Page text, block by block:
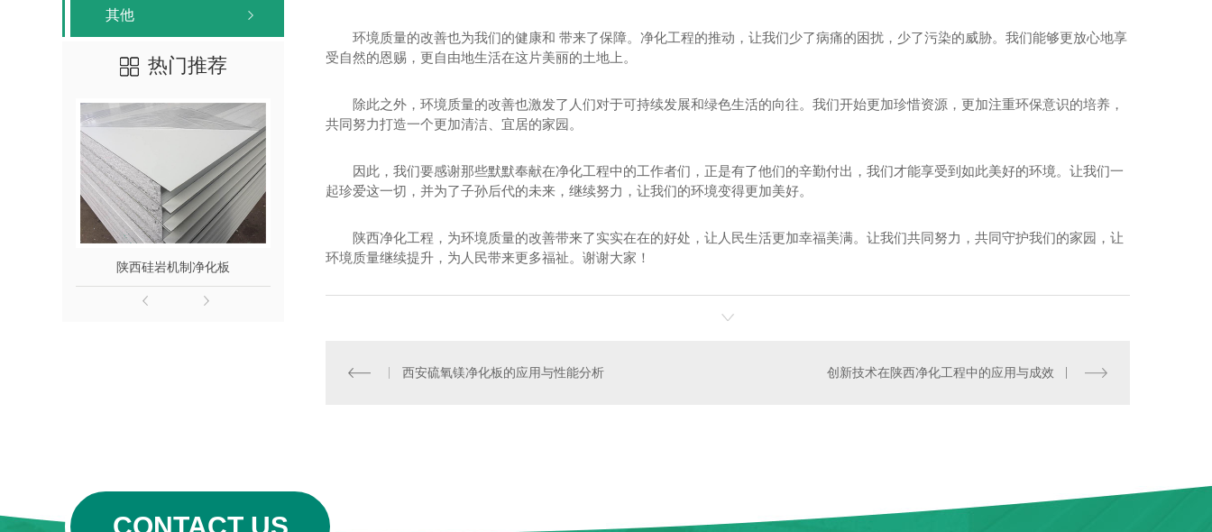
其他
热门推荐
陕西硅岩机制净化板 西安彩钢泡沫夹芯板 中空净化窗
环境质量的改善也为我们的健康和 带来了保障。净化工程的推动，让我们少了病痛的困扰，少了污染的威胁。我们能够更放心地享
受自然的恩赐，更自由地生活在这片美丽的土地上。
除此之外，环境质量的改善也激发了人们对于可持续发展和绿色生活的向往。我们开始更加珍惜资源，更加注重环保意识的培养，
共同努力打造一个更加清洁、宜居的家园。
因此，我们要感谢那些默默奉献在净化工程中的工作者们，正是有了他们的辛勤付出，我们才能享受到如此美好的环境。让我们一
起珍爱这一切，并为了子孙后代的未来，继续努力，让我们的环境变得更加美好。
陕西净化工程，为环境质量的改善带来了实实在在的好处，让人民生活更加幸福美满。让我们共同努力，共同守护我们的家园，让
环境质量继续提升，为人民带来更多福祉。谢谢大家！
西安硫氧镁净化板的应用与性能分析 创新技术在陕西净化工程中的应用与成效